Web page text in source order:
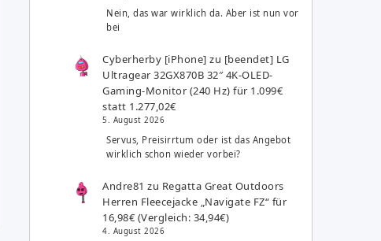
Nein, das war wirklich da. Aber ist nun vor
bei
Cyberherby [iPhone] zu [beendet] LG
Ultragear 32GX870B 32″ 4K-OLED-
Gaming-Monitor (240 Hz) für 1.099€
statt 1.277,02€
5. August 2026
Servus, Preisirrtum oder ist das Angebot
wirklich schon wieder vorbei?
Andre81 zu Regatta Great Outdoors
Herren Fleecejacke „Navigate FZ“ für
16,98€ (Vergleich: 34,94€)
4. August 2026